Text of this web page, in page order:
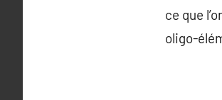
ce que
oligo-